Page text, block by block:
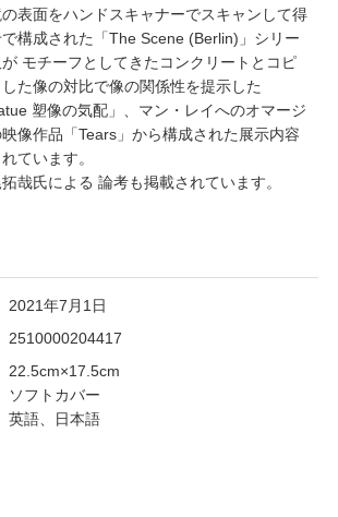
表面をハンドスキャナーでスキャンして得
構成された「The Scene (Berlin)」シリー
モチーフとしてきたコンクリートとコピ
た像の対比で像の関係性を提示した
塑像の気配」、マン・レイへのオマージ
像作品「Tears」から構成された展示内容
ています。
哉氏による 論考も掲載されています。
2021年7月1日
2510000204417
22.5cm×17.5cm
ソフトカバー
英語、日本語